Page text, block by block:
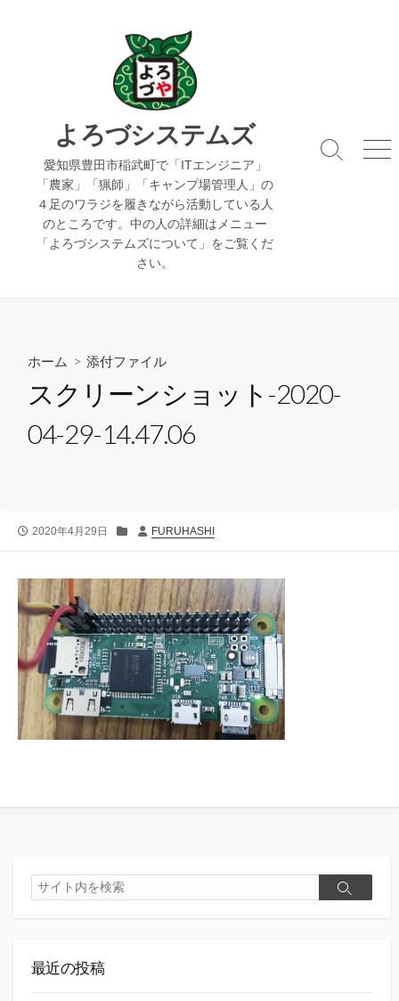
よろづシステムズ
愛知県豊田市稲武町で「ITエンジニア」
「農家」「猟師」「キャンプ場管理人」の
４足のワラジを履きながら活動している人
のところです。中の人の詳細はメニュー
「よろづシステムズについて」をご覧くだ
さい。
検
メ
ホーム > 添付ファイル
スクリーンショット-2020-
04-29-14.47.06
公
2020年4月29日
リ
ー
投
FURUHASHI
検
索
検
最近の投稿